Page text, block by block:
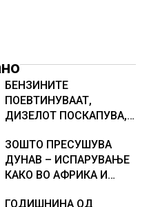
БЕНЗИНИТЕ
ПОЕВТИНУВААТ,
ДИЗЕЛОТ ПОСКАПУВА,
ГОРИВАТА
ЗОШТО ПРЕСУШУВА
ДУНАВ – ИСПАРУВАЊЕ
КАКО ВО АФРИКА И
ГОДИШНИНА ОД